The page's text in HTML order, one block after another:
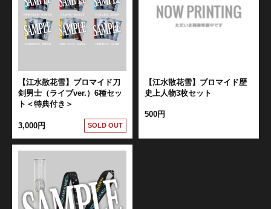
【江水散花雪】ブロマイド刀
剣男士（ライブver.）6種セッ
ト＜特典付き＞
3,000円 SOLD OUT
【江水散花雪】ブロマイド歴
史上人物3枚セット
500円